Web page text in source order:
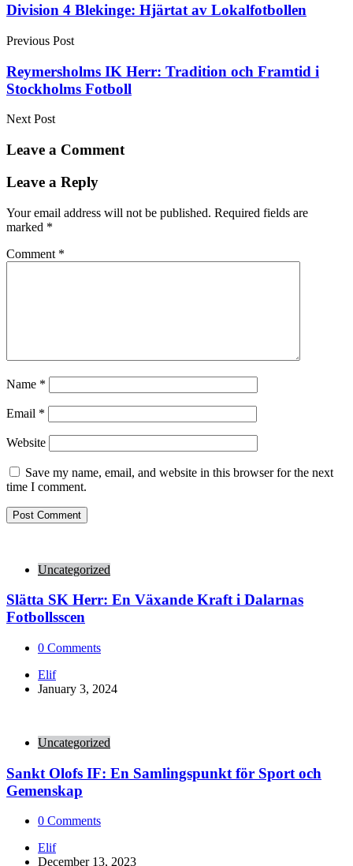
Post
navigation
Division 4 Blekinge: Hjärtat av Lokalfotbollen
Previous Post
Reymersholms IK Herr: Tradition och Framtid i
Stockholms Fotboll
Next Post
Leave a Comment
Leave a Reply
Your email address will not be published. Required fields are
marked *
Comment *
Name *
Email *
Website
Save my name, email, and website in this browser for the next
time I comment.
Uncategorized
Slätta SK Herr: En Växande Kraft i Dalarnas
Fotbollsscen
0 Comments
Posted
by
Elif
January 3, 2024
Uncategorized
Sankt Olofs IF: En Samlingspunkt för Sport och
Gemenskap
0 Comments
Posted
by
Elif
December 13, 2023